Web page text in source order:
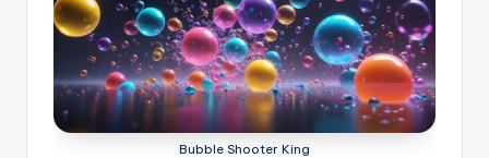
Bubble Shooter King